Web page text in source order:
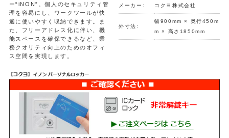
ー“iNON”。個人のセキュリティ管
理を容易にし、ワークツールが快
適に使いやすく収納できます。ま
た、フリーアドレス化に伴い、機
能スペースを確保できるなど、業
務クオリティ向上のためのオフィ
ス空間を実現します。
メーカー: コクヨ株式会社
外寸法:
幅900mm × 奥行450m
m × 高さ1850mm